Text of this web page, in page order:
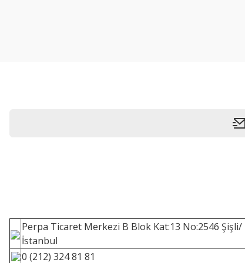
Perpa Ticaret Merkezi B Blok Kat:13 No:2546 Şişli/
İstanbul
0 (212) 324 81 81